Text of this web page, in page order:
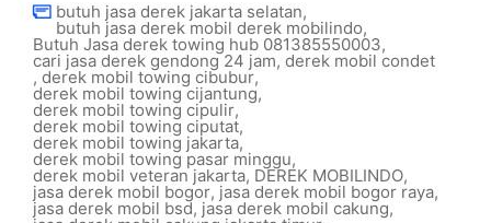
butuh jasa derek jakarta selatan,
butuh jasa derek mobil derek mobilindo,
Butuh Jasa derek towing hub 081385550003,
cari jasa derek gendong 24 jam, derek mobil condet
, derek mobil towing cibubur,
derek mobil towing cijantung,
derek mobil towing cipulir,
derek mobil towing ciputat,
derek mobil towing jakarta,
derek mobil towing pasar minggu,
derek mobil veteran jakarta, DEREK MOBILINDO,
jasa derek mobil bogor, jasa derek mobil bogor raya,
jasa derek mobil bsd, jasa derek mobil cakung,